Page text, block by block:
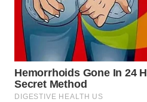
WN
LANGKAT
TAPANULI
SELATAN